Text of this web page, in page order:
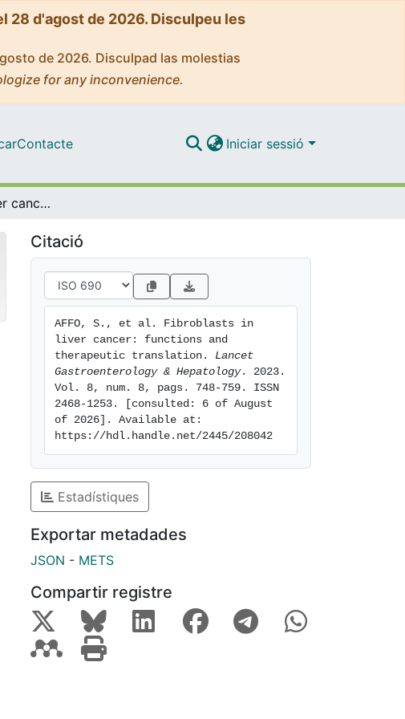
28 d'agost de 2026. Disculpeu les
de 2026. Disculpad las molestias
for any inconvenience.
Contacte Iniciar sessió
Fibroblasts in liver cancer: functions and therapeutic translation
Citació
AFFO, S., et al. Fibroblasts in
liver cancer: functions and
therapeutic translation. Lancet
Gastroenterology & Hepatology. 2023.
Vol. 8, num. 8, pags. 748-759. ISSN
2468-1253. [consulted: 6 of August
of 2026]. Available at:
https://hdl.handle.net/2445/208042
Estadístiques
Exportar metadades
JSON - METS
Compartir registre